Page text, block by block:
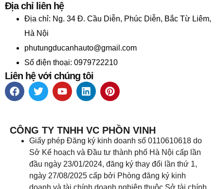
Địa chỉ liên hệ
Địa chỉ: Ng. 34 Đ. Cầu Diễn, Phúc Diễn, Bắc Từ Liêm,
Hà Nội
phutungducanhauto@gmail.com
Số điện thoại: 0979722210
Liên hệ với chúng tôi
CÔNG TY TNHH VC PHỒN VINH
Giấy phép Đăng ký kinh doanh số 0110610618 do
Sở Kế hoạch và Đầu tư thành phố Hà Nội cấp lần
đầu ngày 23/01/2024, đăng ký thay đổi lần thứ 1,
ngày 27/08/2025 cấp bởi Phòng đăng ký kinh